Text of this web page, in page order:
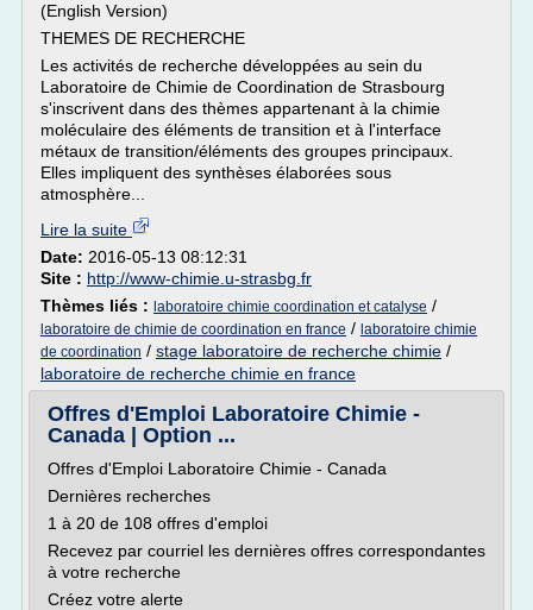
(English Version)
THEMES DE RECHERCHE
Les activités de recherche développées au sein du
Laboratoire de Chimie de Coordination de Strasbourg
s'inscrivent dans des thèmes appartenant à la chimie
moléculaire des éléments de transition et à l'interface
métaux de transition/éléments des groupes principaux.
Elles impliquent des synthèses élaborées sous
atmosphère...
Lire la suite
Date: 2016-05-13 08:12:31
Site : http://www-chimie.u-strasbg.fr
Thèmes liés : laboratoire chimie coordination et catalyse /
laboratoire de chimie de coordination en france / laboratoire chimie
de coordination / stage laboratoire de recherche chimie /
laboratoire de recherche chimie en france
Offres d'Emploi Laboratoire Chimie -
Canada | Option ...
Offres d'Emploi Laboratoire Chimie - Canada
Dernières recherches
1 à 20 de 108 offres d'emploi
Recevez par courriel les dernières offres correspondantes
à votre recherche
Créez votre alerte